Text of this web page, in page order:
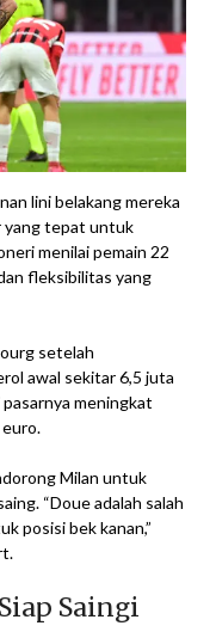
lini belakang mereka
yang tepat untuk
menilai pemain 22
fleksibilitas yang
setelah
awal sekitar 6,5 juta
meningkat
Milan untuk
“Doue adalah salah
posisi bek kanan,”
Saingi